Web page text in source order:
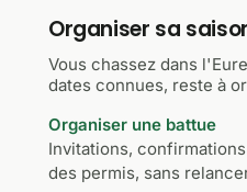
Organiser sa
Vous chassez dans
dates connues, reste à
Organiser une battue
Invitations,
des permis, sans